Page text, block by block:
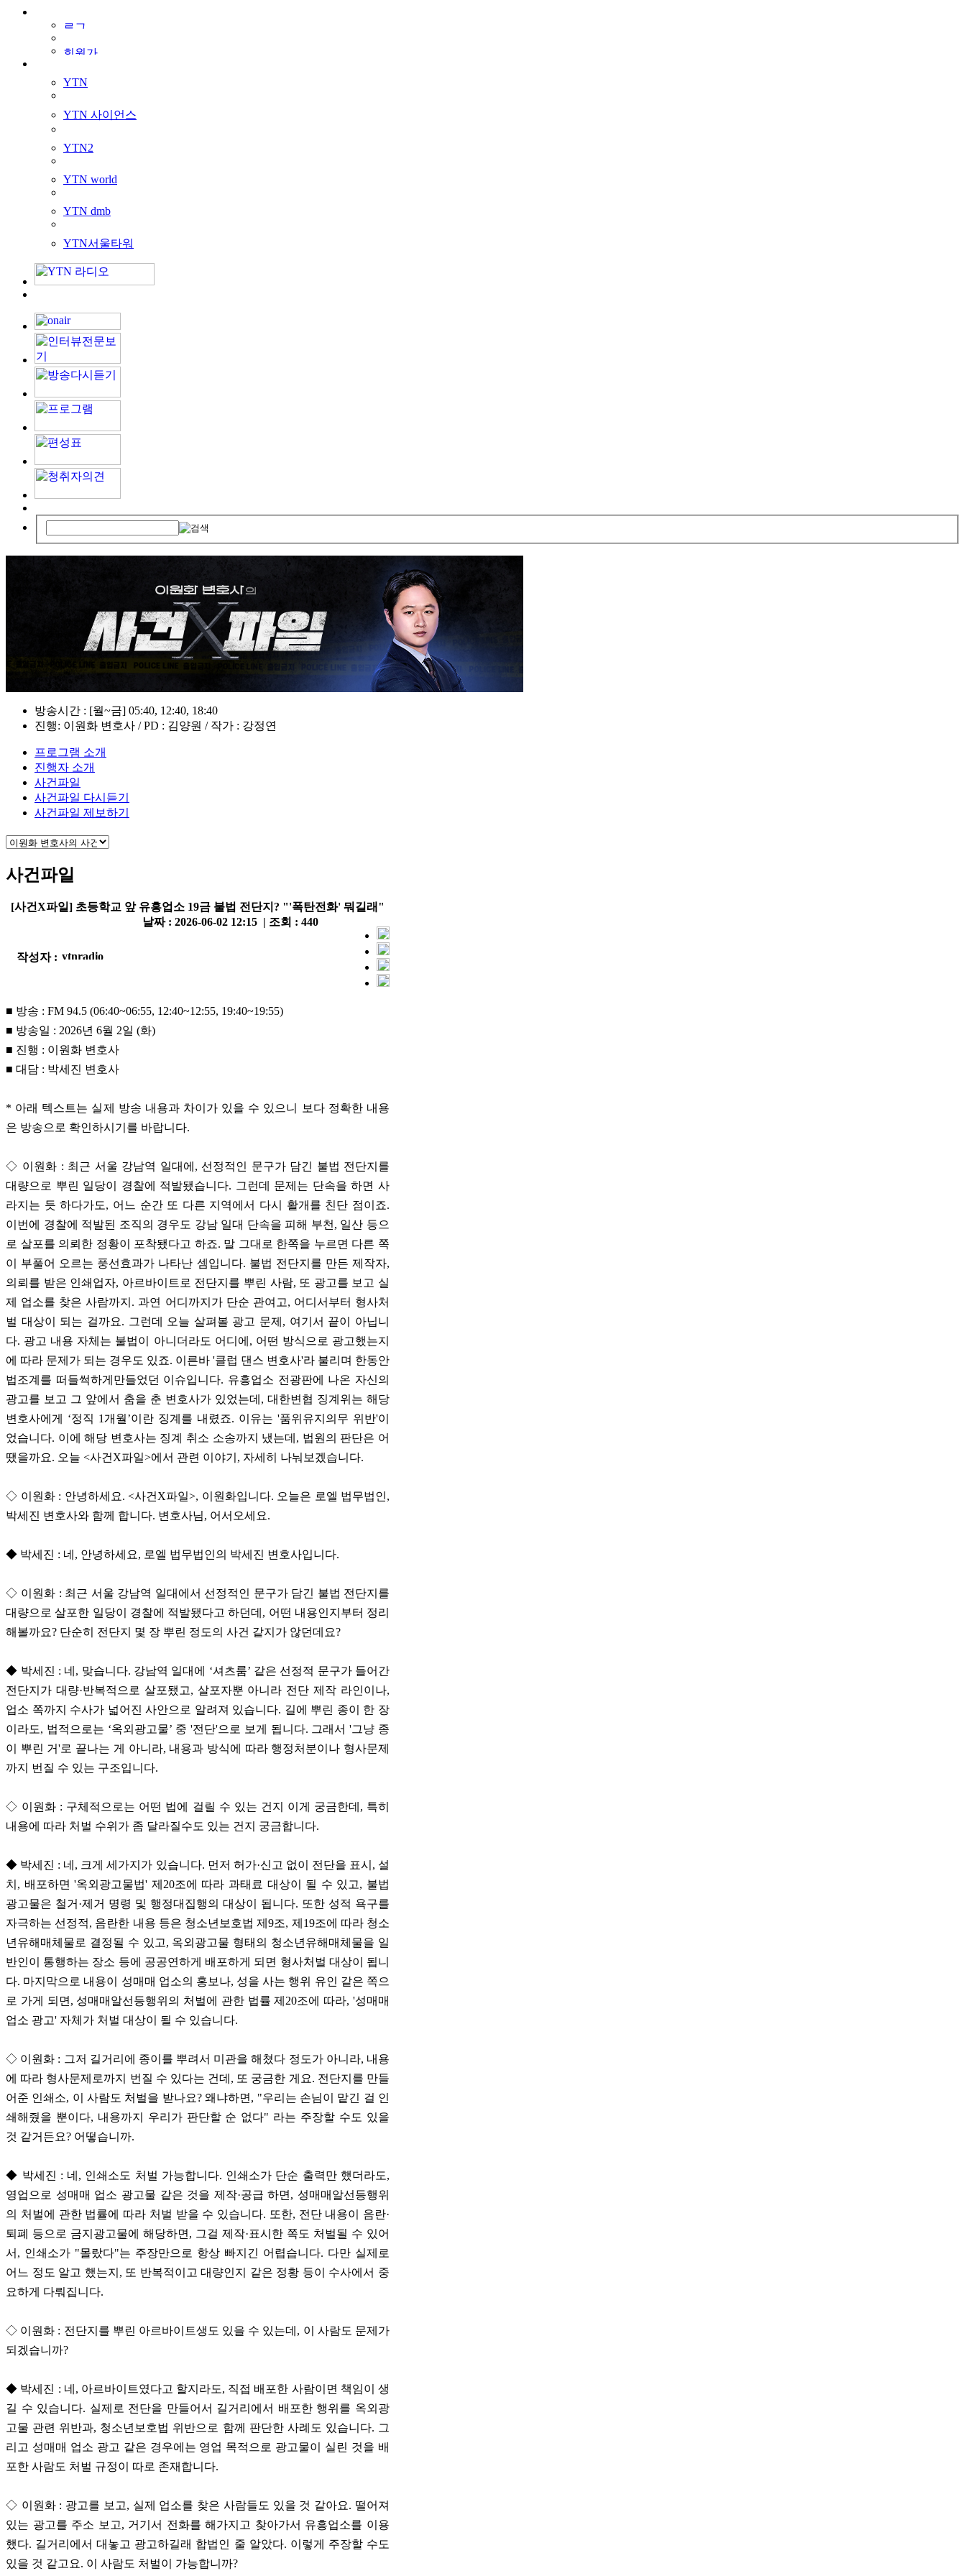
YTN
YTN 사이언스
YTN2
YTN world
YTN dmb
YTN서울타워
방송시간 : [월~금] 05:40, 12:40, 18:40
진행: 이원화 변호사 / PD : 김양원 / 작가 : 강정연
프로그램 소개
진행자 소개
사건파일
사건파일 다시듣기
사건파일 제보하기
사건파일
[사건X파일] 초등학교 앞 유흥업소 19금 불법 전단지? "'폭탄전화' 뭐길래"
작성자 :
날짜 : 2026-06-02 12:15 | 조회 : 440
■ 방송 : FM 94.5 (06:40~06:55, 12:40~12:55, 19:40~19:55)
■ 방송일 : 2026년 6월 2일 (화)
■ 진행 : 이원화 변호사
■ 대담 : 박세진 변호사
* 아래 텍스트는 실제 방송 내용과 차이가 있을 수 있으니 보다 정확한 내용
은 방송으로 확인하시기를 바랍니다.
◇ 이원화 : 최근 서울 강남역 일대에, 선정적인 문구가 담긴 불법 전단지를
대량으로 뿌린 일당이 경찰에 적발됐습니다. 그런데 문제는 단속을 하면 사
라지는 듯 하다가도, 어느 순간 또 다른 지역에서 다시 활개를 친단 점이죠.
이번에 경찰에 적발된 조직의 경우도 강남 일대 단속을 피해 부천, 일산 등으
로 살포를 의뢰한 정황이 포착됐다고 하죠. 말 그대로 한쪽을 누르면 다른 쪽
이 부풀어 오르는 풍선효과가 나타난 셈입니다. 불법 전단지를 만든 제작자,
의뢰를 받은 인쇄업자, 아르바이트로 전단지를 뿌린 사람, 또 광고를 보고 실
제 업소를 찾은 사람까지. 과연 어디까지가 단순 관여고, 어디서부터 형사처
벌 대상이 되는 걸까요. 그런데 오늘 살펴볼 광고 문제, 여기서 끝이 아닙니
다. 광고 내용 자체는 불법이 아니더라도 어디에, 어떤 방식으로 광고했는지
에 따라 문제가 되는 경우도 있죠. 이른바 '클럽 댄스 변호사'라 불리며 한동안
법조계를 떠들썩하게만들었던 이슈입니다. 유흥업소 전광판에 나온 자신의
광고를 보고 그 앞에서 춤을 춘 변호사가 있었는데, 대한변협 징계위는 해당
변호사에게 ‘정직 1개월’이란 징계를 내렸죠. 이유는 '품위유지의무 위반'이
었습니다. 이에 해당 변호사는 징계 취소 소송까지 냈는데, 법원의 판단은 어
땠을까요. 오늘 <사건X파일>에서 관련 이야기, 자세히 나눠보겠습니다.
◇ 이원화 : 안녕하세요. <사건X파일>, 이원화입니다. 오늘은 로엘 법무법인,
박세진 변호사와 함께 합니다. 변호사님, 어서오세요.
◆ 박세진 : 네, 안녕하세요, 로엘 법무법인의 박세진 변호사입니다.
◇ 이원화 : 최근 서울 강남역 일대에서 선정적인 문구가 담긴 불법 전단지를
대량으로 살포한 일당이 경찰에 적발됐다고 하던데, 어떤 내용인지부터 정리
해볼까요? 단순히 전단지 몇 장 뿌린 정도의 사건 같지가 않던데요?
◆ 박세진 : 네, 맞습니다. 강남역 일대에 ‘셔츠룸’ 같은 선정적 문구가 들어간
전단지가 대량·반복적으로 살포됐고, 살포자뿐 아니라 전단 제작 라인이나,
업소 쪽까지 수사가 넓어진 사안으로 알려져 있습니다. 길에 뿌린 종이 한 장
이라도, 법적으로는 ‘옥외광고물’ 중 '전단'으로 보게 됩니다. 그래서 '그냥 종
이 뿌린 거'로 끝나는 게 아니라, 내용과 방식에 따라 행정처분이나 형사문제
까지 번질 수 있는 구조입니다.
◇ 이원화 : 구체적으로는 어떤 법에 걸릴 수 있는 건지 이게 궁금한데, 특히
내용에 따라 처벌 수위가 좀 달라질수도 있는 건지 궁금합니다.
◆ 박세진 : 네, 크게 세가지가 있습니다. 먼저 허가·신고 없이 전단을 표시, 설
치, 배포하면 '옥외광고물법' 제20조에 따라 과태료 대상이 될 수 있고, 불법
광고물은 철거·제거 명령 및 행정대집행의 대상이 됩니다. 또한 성적 욕구를
자극하는 선정적, 음란한 내용 등은 청소년보호법 제9조, 제19조에 따라 청소
년유해매체물로 결정될 수 있고, 옥외광고물 형태의 청소년유해매체물을 일
반인이 통행하는 장소 등에 공공연하게 배포하게 되면 형사처벌 대상이 됩니
다. 마지막으로 내용이 성매매 업소의 홍보나, 성을 사는 행위 유인 같은 쪽으
로 가게 되면, 성매매알선등행위의 처벌에 관한 법률 제20조에 따라, '성매매
업소 광고' 자체가 처벌 대상이 될 수 있습니다.
◇ 이원화 : 그저 길거리에 종이를 뿌려서 미관을 해쳤다 정도가 아니라, 내용
에 따라 형사문제로까지 번질 수 있다는 건데, 또 궁금한 게요. 전단지를 만들
어준 인쇄소, 이 사람도 처벌을 받나요? 왜냐하면, "우리는 손님이 맡긴 걸 인
쇄해줬을 뿐이다, 내용까지 우리가 판단할 순 없다" 라는 주장할 수도 있을
것 같거든요? 어떻습니까.
◆ 박세진 : 네, 인쇄소도 처벌 가능합니다. 인쇄소가 단순 출력만 했더라도,
영업으로 성매매 업소 광고물 같은 것을 제작·공급 하면, 성매매알선등행위
의 처벌에 관한 법률에 따라 처벌 받을 수 있습니다. 또한, 전단 내용이 음란·
퇴폐 등으로 금지광고물에 해당하면, 그걸 제작·표시한 쪽도 처벌될 수 있어
서, 인쇄소가 "몰랐다"는 주장만으로 항상 빠지긴 어렵습니다. 다만 실제로
어느 정도 알고 했는지, 또 반복적이고 대량인지 같은 정황 등이 수사에서 중
요하게 다뤄집니다.
◇ 이원화 : 전단지를 뿌린 아르바이트생도 있을 수 있는데, 이 사람도 문제가
되겠습니까?
◆ 박세진 : 네, 아르바이트였다고 할지라도, 직접 배포한 사람이면 책임이 생
길 수 있습니다. 실제로 전단을 만들어서 길거리에서 배포한 행위를 옥외광
고물 관련 위반과, 청소년보호법 위반으로 함께 판단한 사례도 있습니다. 그
리고 성매매 업소 광고 같은 경우에는 영업 목적으로 광고물이 실린 것을 배
포한 사람도 처벌 규정이 따로 존재합니다.
◇ 이원화 : 광고를 보고, 실제 업소를 찾은 사람들도 있을 것 같아요. 떨어져
있는 광고를 주소 보고, 거기서 전화를 해가지고 찾아가서 유흥업소를 이용
했다. 길거리에서 대놓고 광고하길래 합법인 줄 알았다. 이렇게 주장할 수도
있을 것 같고요. 이 사람도 처벌이 가능합니까?